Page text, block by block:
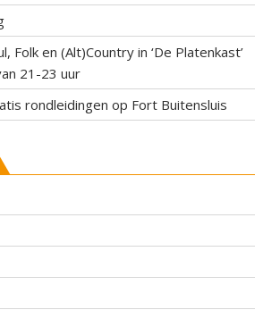
Folk en (Alt)Country in ‘De Platenkast’
21-23 uur
rondleidingen op Fort Buitensluis